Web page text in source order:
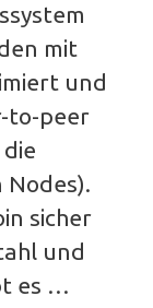
mit
und
to-peer
Nodes).
sicher
und
es …